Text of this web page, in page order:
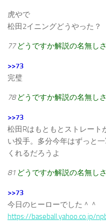
虎やで
松田2イニングどうやった？
77 どうですか解説の名無し
>>73
完璧
78 どうですか解説の名無し
>>73
松田Rはもともとストレート
い投手。多分今年はずっと
くれるだろうよ
81 どうですか解説の名無し
>>73
今日のヒーローでした＾＾
https://baseball.yahoo.co.jp/